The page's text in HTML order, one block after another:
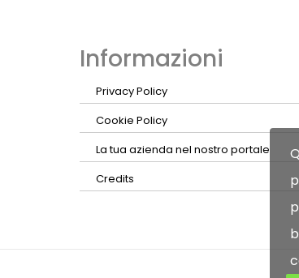
Informazioni
Privacy Policy
Cookie Policy
La tua azienda nel nostro portale
Credits